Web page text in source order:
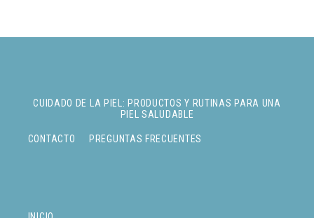
CUIDADO DE LA PIEL: PRODUCTOS Y RUTINAS PARA UNA
PIEL SALUDABLE
CONTACTO PREGUNTAS FRECUENTES